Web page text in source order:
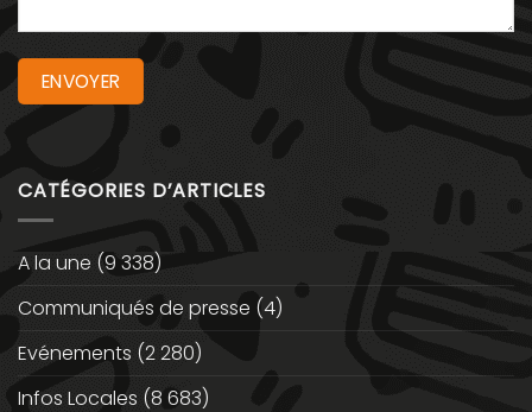
CATÉGORIES D’ARTICLES
A la une (9 338)
Communiqués de presse (4)
Evénements (2 280)
Infos Locales (8 683)